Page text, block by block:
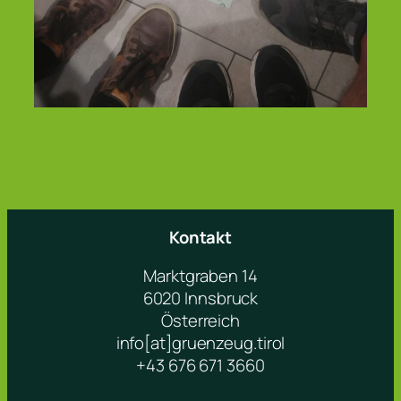
Kontakt
Marktgraben 14
6020 Innsbruck
Österreich
info[at]gruenzeug.tirol
+43 676 671 3660